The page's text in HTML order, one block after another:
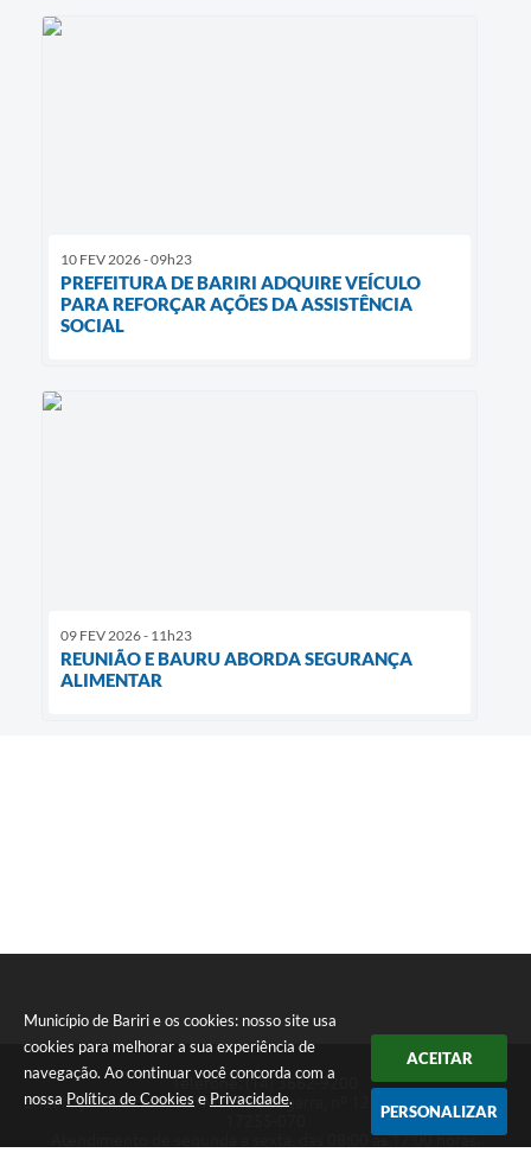
Município de Bariri e os cookies: nosso site usa
cookies para melhorar a sua experiência de
navegação. Ao continuar você concorda com a
nossa Política de Cookies e Privacidade.
ACEITAR
PERSONALIZAR
10 FEV 2026 - 09h23
PREFEITURA DE BARIRI ADQUIRE VEÍCULO
PARA REFORÇAR AÇÕES DA ASSISTÊNCIA
SOCIAL
09 FEV 2026 - 11h23
REUNIÃO E BAURU ABORDA SEGURANÇA
ALIMENTAR
Telefone: (14) 3662-9200
Endereço: Rua Francisco Munhoz Cegarra, nº 126 - Vila Maria | CEP:
Atendimento de segunda a sexta, das 08:00 às 17:00 horas.